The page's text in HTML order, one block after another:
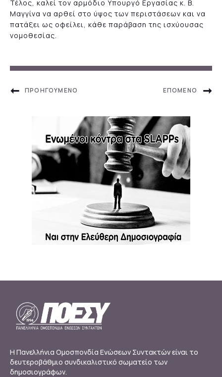
Τέλος, καλεί τον αρμόδιο Υπουργό Εργασίας κ. Β.
Μαγγίνα να αρθεί στο ύψος των περιστάσεων και να
πατάξει ως οφείλει, κάθε παράβαση της ισχύουσας
νομοθεσίας.
Η Πανελλήνια Ομοσπονδία Ενώσεων Συντακτών είναι το
δευτεροβάθμιο συνδικαλιστικό σωματείο των
δημοσιογράφων.